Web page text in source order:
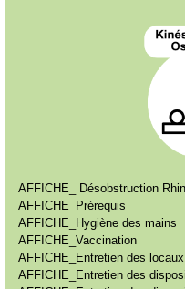
AFFICHE_ Désobstruction
AFFICHE_Prérequis
AFFICHE_Hygiène des mains
AFFICHE_Vaccination
AFFICHE_Entretien des locaux
AFFICHE_Entretien des